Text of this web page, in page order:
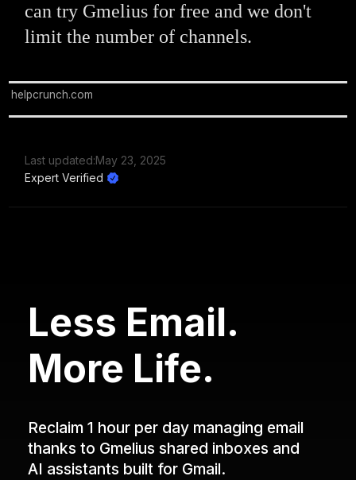
can try Gmelius for free and we don't
limit the number of channels.
helpcrunch.com
Last updated:May 23, 2025
Expert Verified
Less Email.
More Life.
Reclaim 1 hour per day managing email
thanks to Gmelius shared inboxes and
AI assistants built for Gmail.